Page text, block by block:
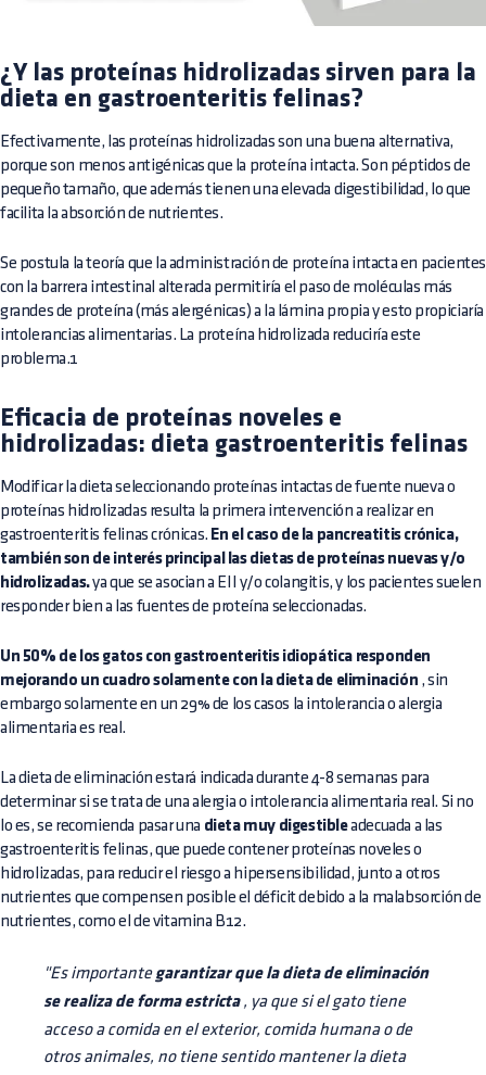
¿Y las proteínas hidrolizadas sirven para la
dieta en gastroenteritis felinas?
Efectivamente, las proteínas hidrolizadas son una buena alternativa,
porque son menos antigénicas que la proteína intacta. Son péptidos de
pequeño tamaño, que además tienen una elevada digestibilidad, lo que
facilita la absorción de nutrientes.
Se postula la teoría que la administración de proteína intacta en pacientes
con la barrera intestinal alterada permitiría el paso de moléculas más
grandes de proteína (más alergénicas) a la lámina propia y esto propiciaría
intolerancias alimentarias. La proteína hidrolizada reduciría este
problema.1
Eficacia de proteínas noveles e
hidrolizadas: dieta gastroenteritis felinas
Modificar la dieta seleccionando proteínas intactas de fuente nueva o
proteínas hidrolizadas resulta la primera intervención a realizar en
gastroenteritis felinas crónicas. En el caso de la pancreatitis crónica,
también son de interés principal las dietas de proteínas nuevas y/o
hidrolizadas.ya que se asocian a EII y/o colangitis, y los pacientes suelen
responder bien a las fuentes de proteína seleccionadas.
Un 50% de los gatos con gastroenteritis idiopática responden
mejorando un cuadro solamente con la dieta de eliminación , sin
embargo solamente en un 29% de los casos la intolerancia o alergia
alimentaria es real.
La dieta de eliminación estará indicada durante 4-8 semanas para
determinar si se trata de una alergia o intolerancia alimentaria real. Si no
lo es, se recomienda pasar una dieta muy digestibleadecuada a las
gastroenteritis felinas, que puede contener proteínas noveles o
hidrolizadas, para reducir el riesgo a hipersensibilidad, junto a otros
nutrientes que compensen posible el déficit debido a la malabsorción de
nutrientes, como el de vitamina B12.
"Es importante garantizar que la dieta de eliminación
se realiza de forma estricta, ya que si el gato tiene
acceso a comida en el exterior, comida humana o de
otros animales, no tiene sentido mantener la dieta